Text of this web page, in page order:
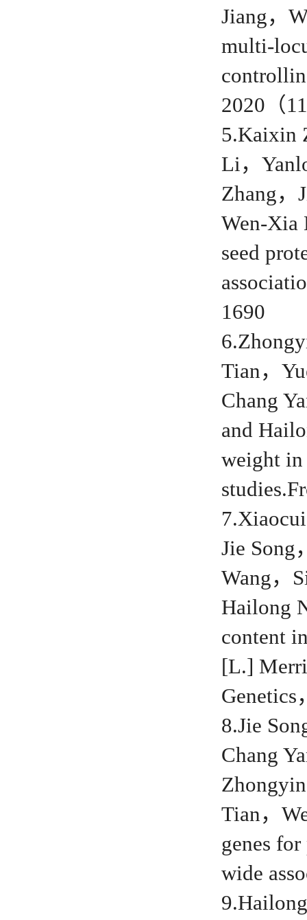
Jiang，
multi-
2020（
5.Kaixin
Li，
Zhang，
Wen-Xia
seed
1690
Tian，
Chang
and
weight in
Jie Song
Wang，
Hailong
content
[L.]
8.Jie
Chang
Tian，
genes
wide